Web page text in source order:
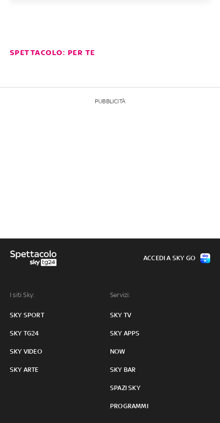
SPETTACOLO: PER TE
PUBBLICITÀ
I siti Sky:
SKY SPORT
SKY TG24
SKY VIDEO
SKY ARTE
Servizi:
SKY TV
SKY APPS
NOW
SKY BAR
SPAZI SKY
PROGRAMMI
ACCEDI A SKY GO